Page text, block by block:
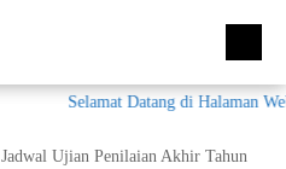
Selamat Datang di Halaman
Jadwal Ujian Penilaian Akhir Tahun